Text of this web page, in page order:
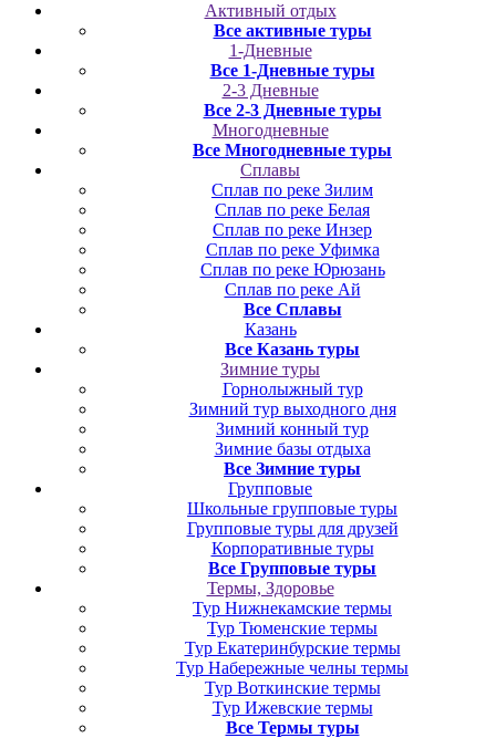
Активный отдых
Все активные туры
1-Дневные
Все 1-Дневные туры
2-3 Дневные
Все 2-3 Дневные туры
Многодневные
Все Многодневные туры
Сплавы
Сплав по реке Зилим
Сплав по реке Белая
Сплав по реке Инзер
Сплав по реке Уфимка
Сплав по реке Юрюзань
Сплав по реке Ай
Все Сплавы
Казань
Все Казань туры
Зимние туры
Горнолыжный тур
Зимний тур выходного дня
Зимний конный тур
Зимние базы отдыха
Все Зимние туры
Групповые
Школьные групповые туры
Групповые туры для друзей
Корпоративные туры
Все Групповые туры
Термы, Здоровье
Тур Нижнекамские термы
Тур Тюменские термы
Тур Екатеринбурские термы
Тур Набережные челны термы
Тур Воткинские термы
Тур Ижевские термы
Все Термы туры